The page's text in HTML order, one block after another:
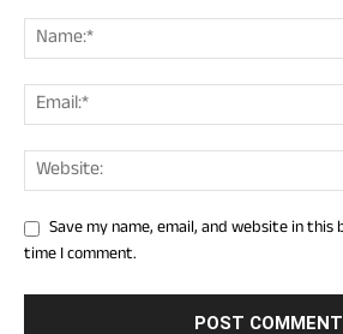
Save my name, email, and website in
time I comment.